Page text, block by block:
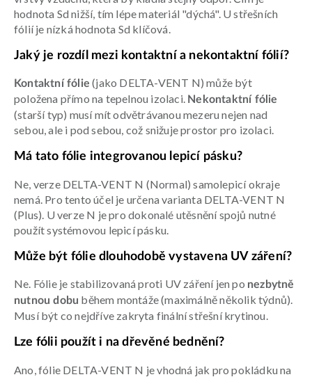
hodnota Sd nižší, tím lépe materiál "dýchá". U střešních
fólií je nízká hodnota Sd klíčová.
Jaký je rozdíl mezi kontaktní a nekontaktní fólií?
Kontaktní fólie (jako DELTA-VENT N) může být
položena přímo na tepelnou izolaci. Nekontaktní fólie
(starší typ) musí mít odvětrávanou mezeru nejen nad
sebou, ale i pod sebou, což snižuje prostor pro izolaci.
Má tato fólie integrovanou lepicí pásku?
Ne, verze DELTA-VENT N (Normal) samolepicí okraje
nemá. Pro tento účel je určena varianta DELTA-VENT N
(Plus). U verze N je pro dokonalé utěsnění spojů nutné
použít systémovou lepicí pásku.
Může být fólie dlouhodobě vystavena UV záření?
Ne. Fólie je stabilizovaná proti UV záření jen po nezbytně
nutnou dobu během montáže (maximálně několik týdnů).
Musí být co nejdříve zakryta finální střešní krytinou.
Lze fólii použít i na dřevěné bednění?
Ano, fólie DELTA-VENT N je vhodná jak pro pokládku na